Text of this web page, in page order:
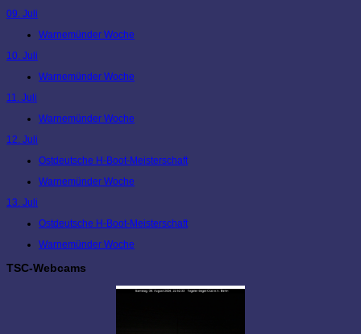
09. Juli
Warnemünder Woche
10. Juli
Warnemünder Woche
11. Juli
Warnemünder Woche
12. Juli
Ostdeutsche H-Boot-Meisterschaft
Warnemünder Woche
13. Juli
Ostdeutsche H-Boot-Meisterschaft
Warnemünder Woche
TSC-Webcams